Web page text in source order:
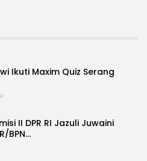
Ikuti Maxim Quiz Serang
II DPR RI Jazuli Juwaini
BPN…